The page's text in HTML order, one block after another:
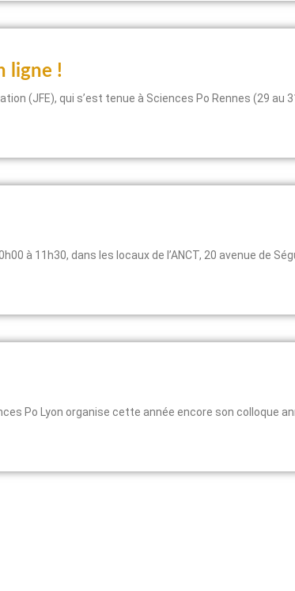
ligne !
(JFE), qui s’est tenue à Sciences Po Rennes (29 au
à 11h30, dans les locaux de l’ANCT, 20 avenue de
Po Lyon organise cette année encore son colloque